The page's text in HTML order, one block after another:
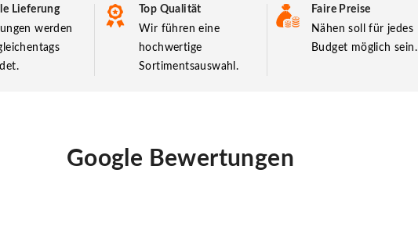
Lieferung
werden
Top Qualität
Wir führen eine
hochwertige
Sortimentsauswahl.
Faire Preise
Nähen soll für jedes
Budget möglich sein.
Google Bewertungen